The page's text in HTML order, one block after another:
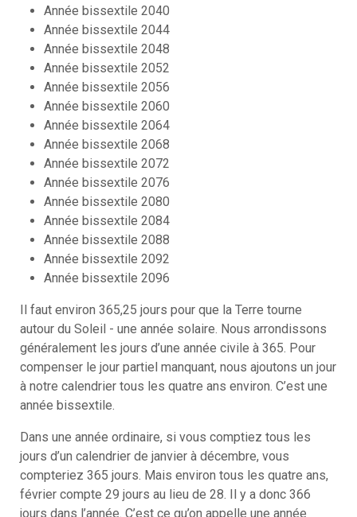
Année bissextile 2040
Année bissextile 2044
Année bissextile 2048
Année bissextile 2052
Année bissextile 2056
Année bissextile 2060
Année bissextile 2064
Année bissextile 2068
Année bissextile 2072
Année bissextile 2076
Année bissextile 2080
Année bissextile 2084
Année bissextile 2088
Année bissextile 2092
Année bissextile 2096
Il faut environ 365,25 jours pour que la Terre tourne
autour du Soleil - une année solaire. Nous arrondissons
généralement les jours d’une année civile à 365. Pour
compenser le jour partiel manquant, nous ajoutons un jour
à notre calendrier tous les quatre ans environ. C’est une
année bissextile.
Dans une année ordinaire, si vous comptiez tous les
jours d’un calendrier de janvier à décembre, vous
compteriez 365 jours. Mais environ tous les quatre ans,
février compte 29 jours au lieu de 28. Il y a donc 366
jours dans l’année. C’est ce qu’on appelle une année